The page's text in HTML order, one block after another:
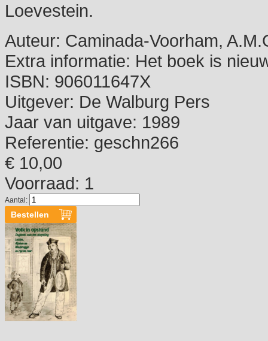
Loevestein.
Auteur: Caminada-Voorham,
Extra informatie: Het boek is
ISBN: 906011647X
Uitgever: De Walburg Pers
Jaar van uitgave: 1989
Referentie: geschn266
€ 10,00
Voorraad: 1
Aantal: